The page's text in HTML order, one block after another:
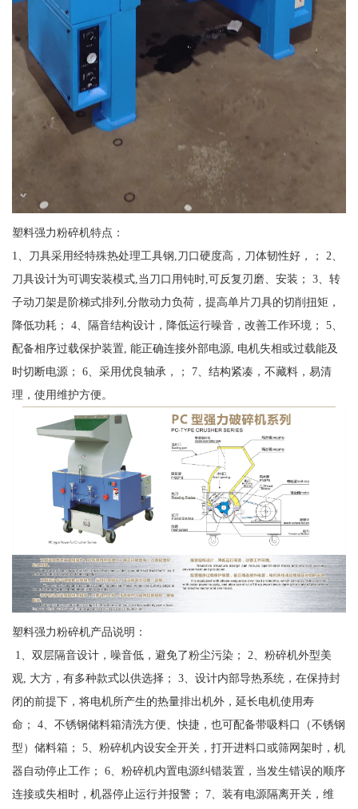
塑料强力粉碎机特点：
1、刀具采用经特殊热处理工具钢,刀口硬度高，刀体韧性好，； 2、
刀具设计为可调安装模式,当刀口用钝时,可反复刃磨、安装； 3、转
子动刀架是阶梯式排列,分散动力负荷，提高单片刀具的切削扭矩，
降低功耗； 4、隔音结构设计，降低运行噪音，改善工作环境； 5、
配备相序过载保护装置, 能正确连接外部电源, 电机失相或过载能及
时切断电源； 6、采用优良轴承，； 7、结构紧凑，不藏料，易清
理，使用维护方便。
塑料强力粉碎机产品说明：
1、双层隔音设计，噪音低，避免了粉尘污染； 2、粉碎机外型美
观, 大方，有多种款式以供选择； 3、设计内部导热系统，在保持封
闭的前提下，将电机所产生的热量排出机外，延长电机使用寿
命； 4、不锈钢储料箱清洗方便、快捷，也可配备带吸料口（不锈钢
型）储料箱； 5、粉碎机内设安全开关，打开进料口或筛网架时，机
器自动停止工作； 6、粉碎机内置电源纠错装置，当发生错误的顺序
连接或失相时，机器停止运行并报警； 7、装有电源隔离开关，维